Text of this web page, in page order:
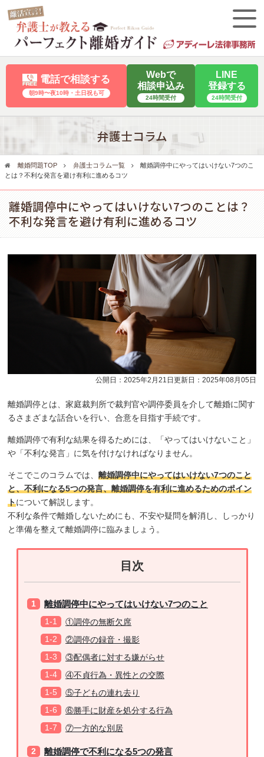
電話で相談する
朝9時〜夜10時・⼟⽇祝も可
Webで
相談申込み
24時間受付
LINE
登録する
24時間受付
弁護士コラム
離婚問題TOP 弁護士コラム一覧
離婚調停中にやってはいけない7つのこ
とは？不利な発言を避け有利に進めるコツ
離婚調停中にやってはいけない7つのことは？
不利な発言を避け有利に進めるコツ
公開日：2025年2月21日 更新日：2025年08月05日
離婚調停とは、家庭裁判所で裁判官や調停委員を介して離婚に関す
るさまざまな話合いを行い、合意を目指す手続です。
離婚調停で有利な結果を得るためには、「やってはいけないこと」
や「不利な発言」に気を付けなければなりません。
そこでこのコラムでは、離婚調停中にやってはいけない7つのこと
と、不利になる5つの発言、離婚調停を有利に進めるためのポイン
トについて解説します。
不利な条件で離婚しないためにも、不安や疑問を解消し、しっかり
と準備を整えて離婚調停に臨みましょう。
目次
離婚調停中にやってはいけない7つのこと
①調停の無断欠席
②調停の録音・撮影
③配偶者に対する嫌がらせ
④不貞行為・異性との交際
⑤子どもの連れ去り
⑥勝手に財産を処分する行為
⑦一方的な別居
離婚調停で不利になる5つの発言